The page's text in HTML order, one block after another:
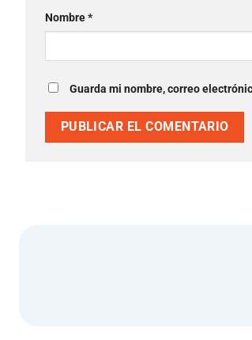
Nombre*
Guarda mi nombre, correo